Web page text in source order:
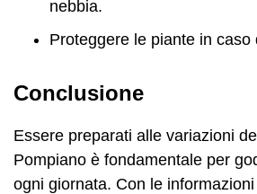
nebbia.
Proteggere le piante in caso
Conclusione
Essere preparati alle variazioni
Pompiano è fondamentale per
ogni giornata. Con le